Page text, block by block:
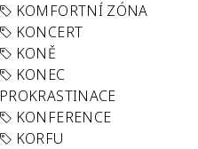
KOMFORTNÍ ZÓNA
KONCERT
KONĚ
KONEC
PROKRASTINACE
KONFERENCE
KORFU